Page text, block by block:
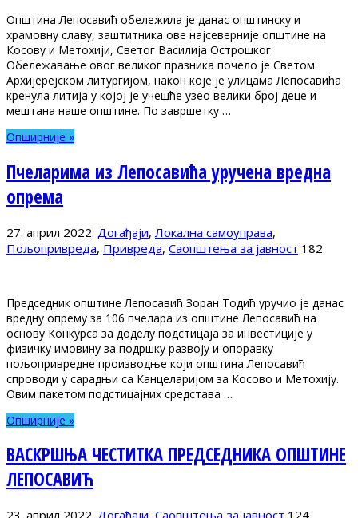
Општина Лепосавић обележила је данас општинску и
храмовну славу, заштитника ове најсеверније општине на
Косову и Метохији, Светог Василија Острошког.
Обележавање овог великог празника почело је Светом
Архијерејском литургијом, након које је улицама Лепосавића
кренула литија у којој је учешће узео велики број деце и
мештана наше општине. По завршетку …
Опширније »
Пчеларима из Лепосавића уручена вредна
опрема
27. април 2022. Догађаји, Локална самоуправа,
Пољопривреда, Привреда, Саопштења за јавност 182
Председник општине Лепосавић Зоран Тодић уручио је данас
вредну опрему за 106 пчелара из општине Лепосавић на
основу Конкурса за доделу подстицаја за инвестиције у
физичку имовину за подршку развоју и опоравку
пољопривредне производње који општина Лепосавић
спроводи у сарадњи са Канцеларијом за Косово и Метохију.
Овим пакетом подстицајних средстава …
Опширније »
ВАСКРШЊА ЧЕСТИТКА ПРЕДСЕДНИКА ОПШТИНЕ
ЛЕПОСАВИЋ